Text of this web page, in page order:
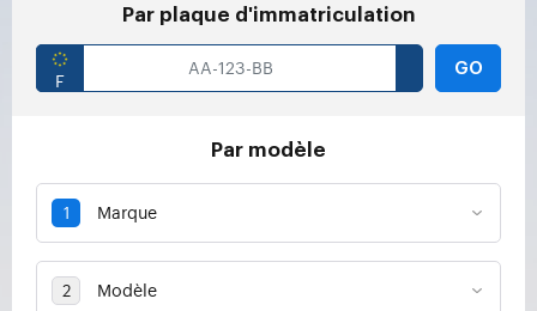
Par plaque d'immatriculation
GO
Par modèle